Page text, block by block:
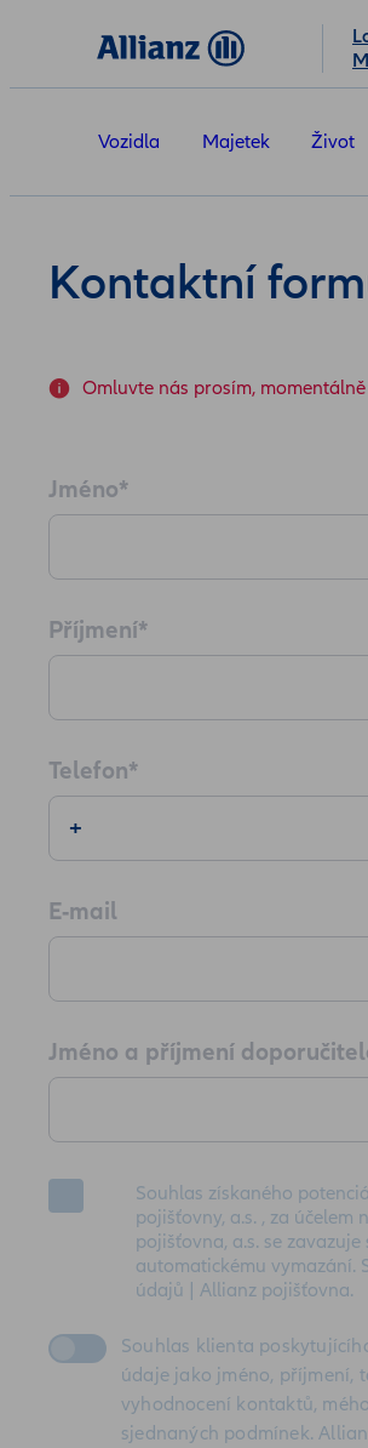
Vozidla Majetek Život
Kontaktní
Omluvte nás prosím,
Jméno*
Příjmení*
+
Telefon*
E-mail
Jméno a příjmení
Souhlas získaného
pojišťovny, a.s. , za
pojišťovna, a.s. se
automatickému vymazání.
údajů | Allianz pojišťovna.
Souhlas klienta
údaje jako jméno, příjmení,
vyhodnocení kontaktů,
sjednaných podmínek.